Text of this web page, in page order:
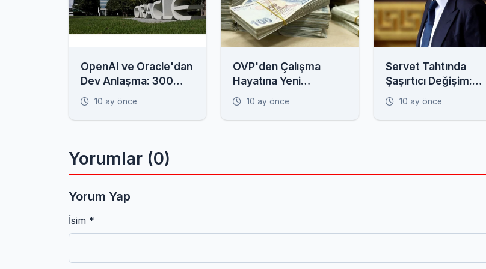
OpenAI ve Oracle'dan
Dev Anlaşma: 300
Milyar Dolarlık Bulut
Ortaklığı
10 ay önce
OVP'den Çalışma
Hayatına Yeni
Düzenlemeler: Prim
Borçluları ve Kayıt Dışı
İstihdam Radarda
10 ay önce
Servet Tahtında
Şaşırtıcı Değişim:
Ellison, Musk'ı Bir
Geceliğine Tahtından
İndirdi!
10 ay önce
Yorumlar (0)
Yorum Yap
İsim *